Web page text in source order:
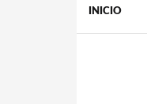
INICIO